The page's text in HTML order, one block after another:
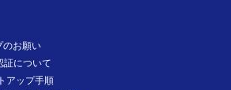
のお願い
証について
アップ手順